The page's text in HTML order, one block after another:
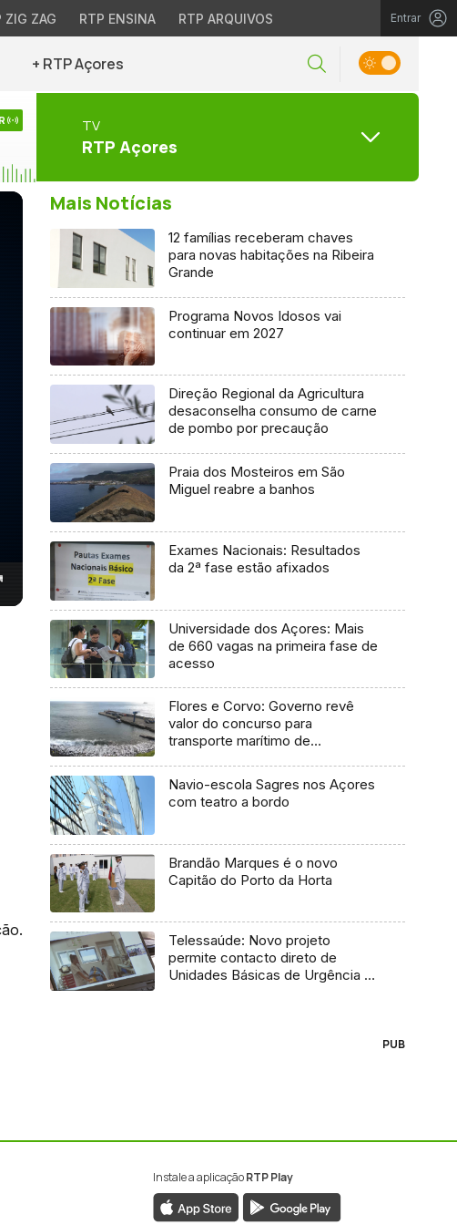
ZIG ZAG RTP ENSINA RTP ARQUIVOS Entrar
+ RTP Açores
TV
RTP Açores
Mais Notícias
12 famílias receberam chaves
para novas habitações na Ribeira
Grande
Programa Novos Idosos vai
continuar em 2027
Direção Regional da Agricultura
desaconselha consumo de carne
de pombo por precaução
Praia dos Mosteiros em São
Miguel reabre a banhos
Exames Nacionais: Resultados
da 2ª fase estão afixados
Universidade dos Açores: Mais
de 660 vagas na primeira fase de
acesso
Flores e Corvo: Governo revê
valor do concurso para
transporte marítimo de
Navio-escola Sagres nos Açores
com teatro a bordo
Brandão Marques é o novo
Capitão do Porto da Horta
Telessaúde: Novo projeto
permite contacto direto de
Unidades Básicas de Urgência e
PUB
Instale a aplicaçãoRTP Play